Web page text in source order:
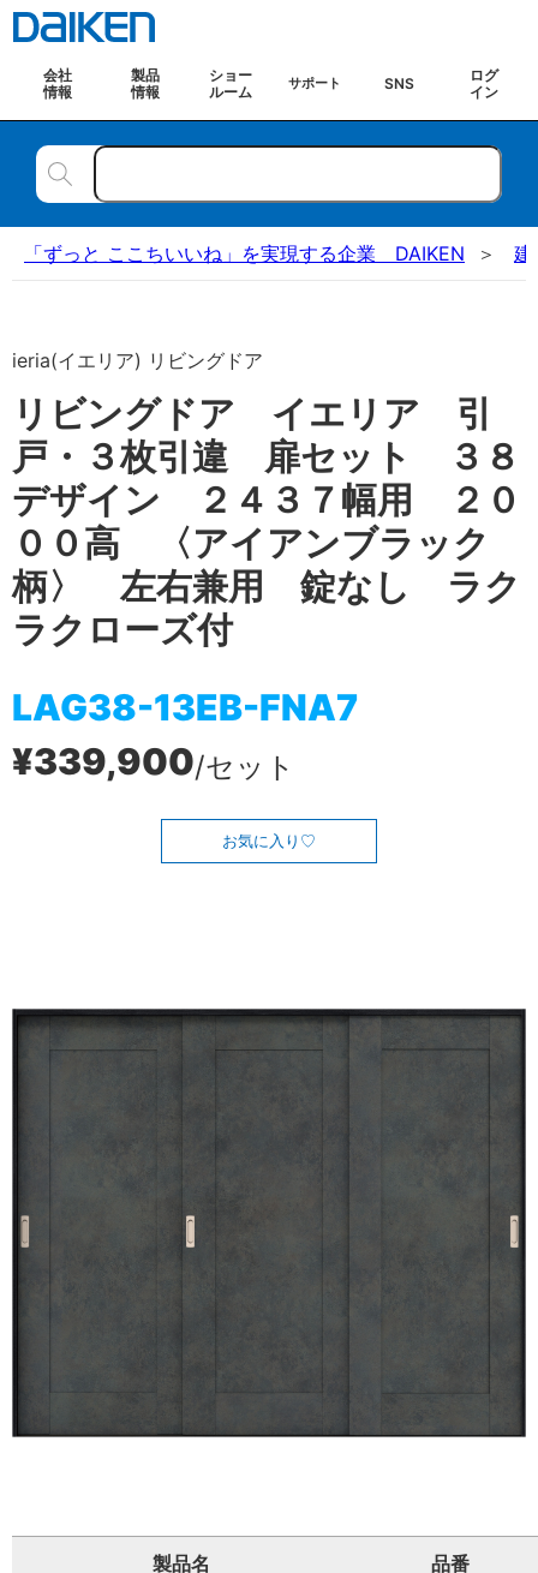
会社
情報
製品
情報
ショー
ルーム
サポート SNS
ログ
イン
「ずっと ここちいいね」を実現する企業 DAIKEN 建
ieria(イエリア) リビングドア
リビングドア イエリア 引
戸・３枚引違 扉セット ３８
デザイン ２４３７幅用 ２０
００高 〈アイアンブラック
柄〉 左右兼用 錠なし ラク
ラクローズ付
LAG38-13EB-FNA7
¥339,900/セット
お気に入り
製品名 品番